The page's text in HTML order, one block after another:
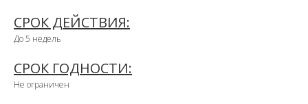
СРОК ДЕЙСТВИЯ:
До 5 недель
СРОК ГОДНОСТИ:
Не ограничен